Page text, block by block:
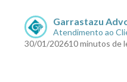
Garrastazu
Atendimento ao
30/01/202610 minutos de